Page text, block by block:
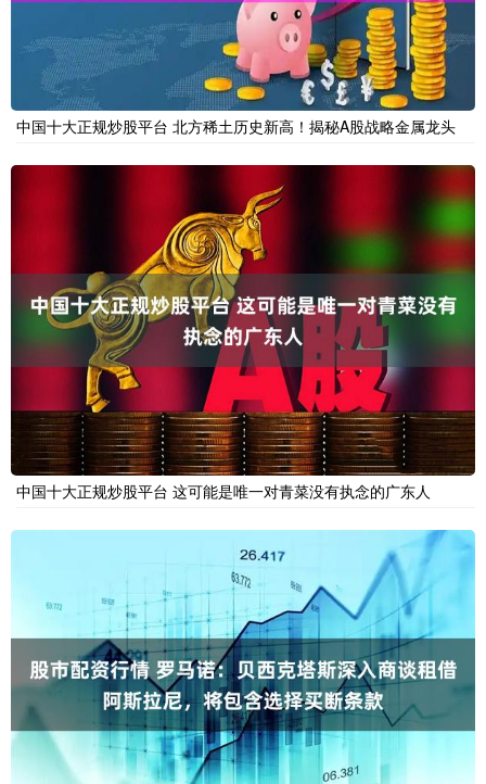
中国十大正规炒股平台 北方稀土历史新高！揭秘A股战略金属龙头
中国十大正规炒股平台 这可能是唯一对青菜没有执念的广东人